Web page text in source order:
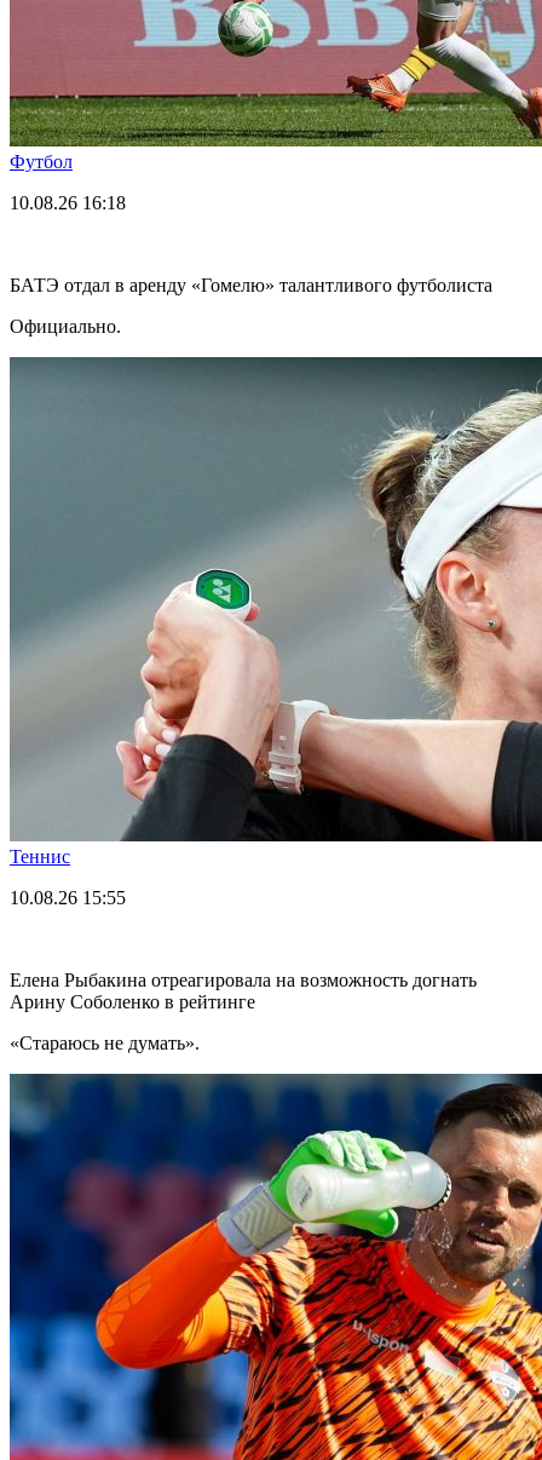
Футбол
10.08.26 16:18
БАТЭ отдал в аренду «Гомелю» талантливого футболиста
Официально.
Теннис
10.08.26 15:55
Елена Рыбакина отреагировала на возможность догнать
Арину Соболенко в рейтинге
«Стараюсь не думать».